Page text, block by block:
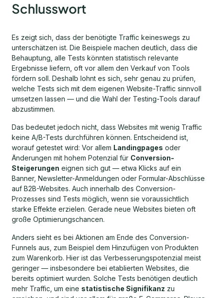
Schlusswort
Es zeigt sich, dass der benötigte Traffic keineswegs zu
unterschätzen ist. Die Beispiele machen deutlich, dass die
Behauptung, alle Tests könnten statistisch relevante
Ergebnisse liefern, oft vor allem den Verkauf von Tools
fördern soll. Deshalb lohnt es sich, sehr genau zu prüfen,
welche Tests sich mit dem eigenen Website-Traffic sinnvoll
umsetzen lassen — und die Wahl der Testing-Tools darauf
abzustimmen.
Das bedeutet jedoch nicht, dass Websites mit wenig Traffic
keine A/B-Tests durchführen können. Entscheidend ist,
worauf getestet wird: Vor allem Landingpages oder
Änderungen mit hohem Potenzial für Conversion-
Steigerungen eignen sich gut — etwa Klicks auf ein
Banner, Newsletter-Anmeldungen oder Formular-Abschlüsse
auf B2B-Websites. Auch innerhalb des Conversion-
Prozesses sind Tests möglich, wenn sie voraussichtlich
starke Effekte erzielen. Gerade neue Websites bieten oft
große Optimierungschancen.
Anders sieht es bei Aktionen am Ende des Conversion-
Funnels aus, zum Beispiel dem Hinzufügen von Produkten
zum Warenkorb. Hier ist das Verbesserungspotenzial meist
geringer — insbesondere bei etablierten Websites, die
bereits optimiert wurden. Solche Tests benötigen deutlich
mehr Traffic, um eine statistische Signifikanz zu